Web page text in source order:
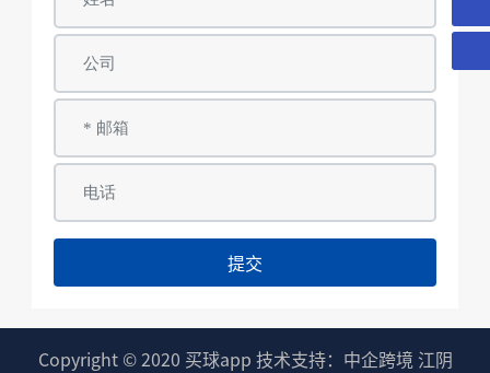
提交
Copyright © 2020 买球app 技术支持：中企跨境 江阴